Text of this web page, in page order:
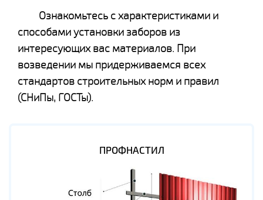
Ознакомьтесь с характеристиками и
способами установки заборов из
интересующих вас материалов. При
возведении мы придерживаемся всех
стандартов строительных норм и правил
(СНиПы, ГОСТы).
ПРОФНАСТИЛ